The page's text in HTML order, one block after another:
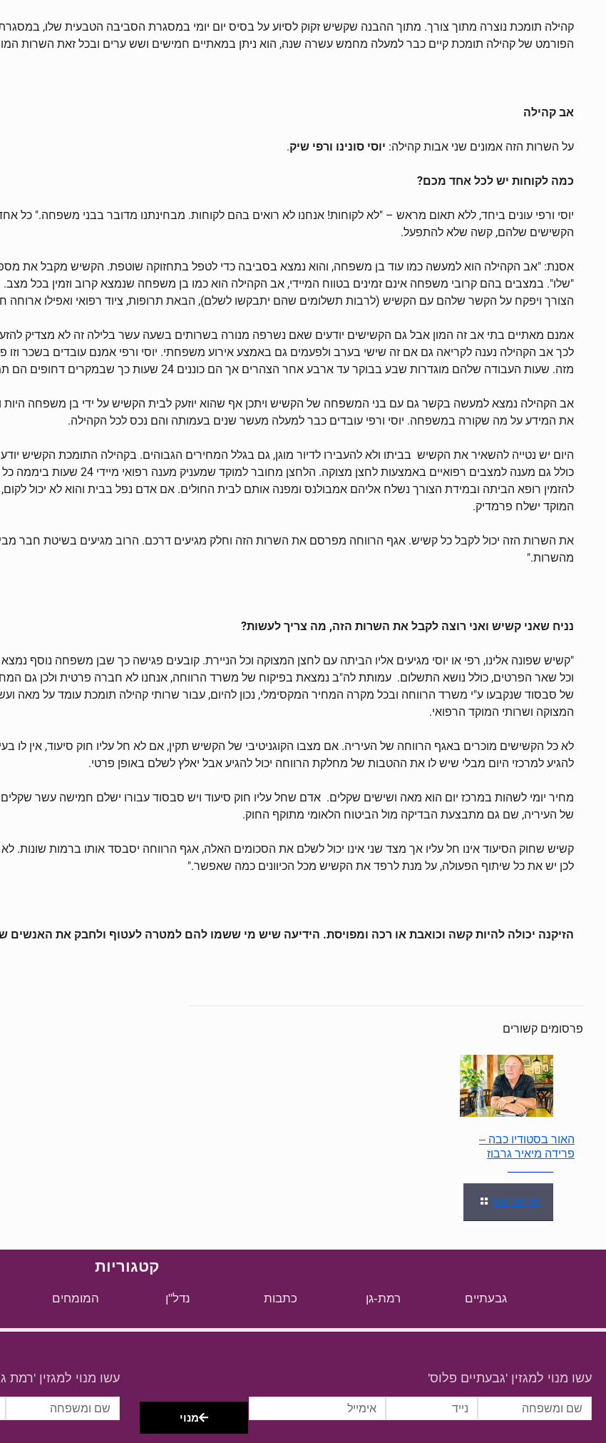
קהילה תומכת נוצרה מתוך צורך. מתוך ההבנה שקשיש זקוק לסיוע על בסיס יום יומי במסגרת הסביבה הטבעית שלו,
הפורמט של קהילה תומכת קיים כבר למעלה מחמש עשרה שנה, הוא ניתן במאתיים חמישים ושש ערים ובכל זאת השרות
אב קהילה
על השרות הזה אמונים שני אבות קהילה: יוסי סונינו ורפי שיק.
כמה לקוחות יש לכל אחד מכם?
יוסי ורפי עונים ביחד, ללא תאום מראש – "לא לקוחות! אנחנו לא רואים בהם לקוחות. מבחינתנו מדובר בבני משפחה."
הקשישים שלהם, קשה שלא להתפעל.
אסנת: "אב הקהילה הוא למעשה כמו עוד בן משפחה, והוא נמצא בסביבה כדי לטפל בתחזוקה שוטפת. הקשיש מקבל את מספר
"שלו". במצבים בהם קרובי משפחה אינם זמינים בטווח המיידי, אב הקהילה הוא כמו בן משפחה שנמצא קרוב וזמין בכל מצב.
הצורך ויפקח על הקשר שלהם עם הקשיש (לרבות תשלומים שהם יתבקשו לשלם), הבאת תרופות, ציוד רפואי ואפילו ארוחה
אמנם מאתיים בתי אב זה המון אבל גם הקשישים יודעים שאם נשרפה מנורה בשרותים בשעה עשר בלילה זה לא מצדיק
לכך אב הקהילה נענה לקריאה גם אם זה שישי בערב ולפעמים גם באמצע אירוע משפחתי. יוסי ורפי אמנם עובדים בשכר
מזה. שעות העבודה שלהם מוגדרות שבע בבוקר עד ארבע אחר הצהרים אך הם כוננים 24 שעות כך שבמקרים דחופים הם תמיד זמינים.
אב הקהילה נמצא למעשה בקשר גם עם בני המשפחה של הקשיש ויתכן אף שהוא יוזעק לבית הקשיש על ידי בן משפחה
את המידע על מה שקורה במשפחה. יוסי ורפי עובדים כבר למעלה מעשר שנים בעמותה והם נכס לכל הקהילה.
היום יש נטייה להשאיר את הקשיש בביתו ולא להעבירו לדיור מוגן, גם בגלל המחירים הגבוהים. בקהילה התומכת הקשיש
כולל גם מענה למצבים רפואיים
להזמין רופא הביתה ובמידת הצורך נשלח אליהם אמבולנס ומפנה אותם לבית החולים. אם אדם נפל בבית והוא לא יכול
המוקד ישלח פרמדיק.
את השרות הזה יכול לקבל כל קשיש. אגף הרווחה מפרסם את השרות הזה וחלק מגיעים דרכם. הרוב מגיעים בשיטת חבר
מהשרות."
נניח שאני קשיש ואני רוצה לקבל את השרות הזה, מה צריך לעשות?
"קשיש שפונה אלינו, רפי או יוסי מגיעים אליו הביתה עם לחצן המצוקה וכל הניירת. קובעים פגישה כך שבן משפחה נוסף
וכל שאר הפרטים, כולל נושא התשלום. עמותת לה"ב נמצאת בפיקוח של משרד הרווחה, אנחנו לא חברה פרטית ולכן גם
של סבסוד שנקבעו ע"י משרד הרווחה ובכל מקרה המחיר המקסימלי, נכון להיום, עבור שרותי קהילה תומכת עומד על מאה
המצוקה ושרותי המוקד הרפואי.
לא כל הקשישים מוכרים באגף הרווחה של העיריה. אם מצבו הקוגניטיבי של הקשיש תקין, אם לא חל עליו חוק סיעוד, אין לו
להגיע למרכזי היום מבלי שיש לו את ההטבות של מחלקת הרווחה יכול להגיע אבל יאלץ לשלם באופן פרטי.
מחיר יומי לשהות במרכז יום הוא מאה ושישים שקלים. אדם שחל עליו חוק סיעוד ויש סבסוד עבורו ישלם חמישה עשר
של העיריה, שם גם מתבצעת הבדיקה מול הביטוח הלאומי מתוקף החוק.
קשיש שחוק הסיעוד אינו חל עליו אך מצד שני אינו יכול לשלם את הסכומים האלה, אגף הרווחה יסבסד אותו ברמות שונות.
לכן יש את כל שיתוף הפעולה, על מנת לרפד את הקשיש מכל הכיוונים כמה שאפשר."
הזיקנה יכולה להיות קשה וכואבת או רכה ומפויסת. הידיעה שיש מי ששמו להם למטרה לעטוף ולחבק את האנשים
פרסומים קשורים
האור בסטודיו כבה –
פרידה מיאיר גרבוז
קראו עוד
קטגוריות
גבעתיים רמת-גן כתבות נדל"ן המומחים
עשו מנוי למגזין 'גבעתיים פלוס'
מנוי
עשו מנוי למגזין 'רמת